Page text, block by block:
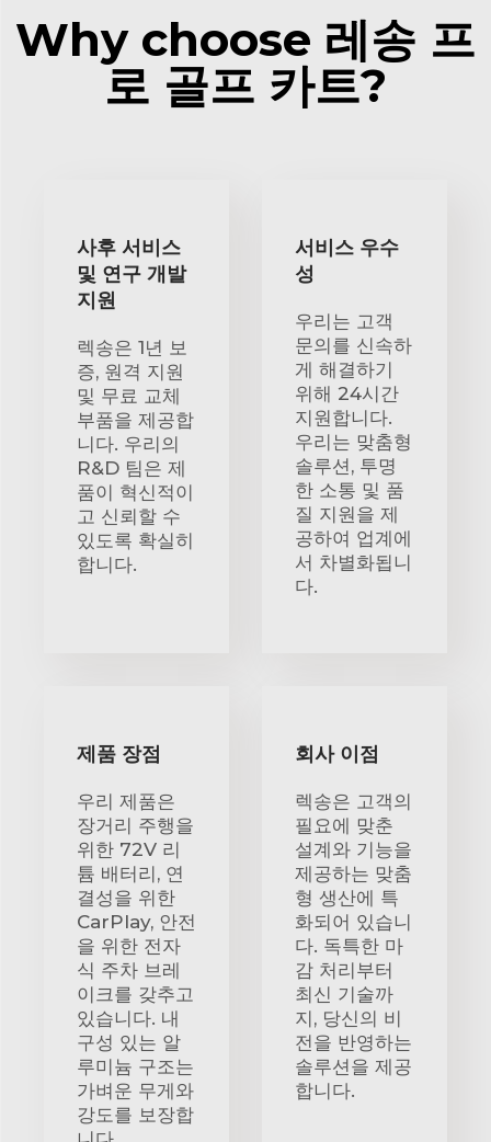
Why choose 레송 프
로 골프 카트?
사후 서비스
및 연구 개발
지원
렉송은 1년 보
증, 원격 지원
및 무료 교체
부품을 제공합
니다. 우리의
R&D 팀은 제
품이 혁신적이
고 신뢰할 수
있도록 확실히
합니다.
서비스 우수
성
우리는 고객
문의를 신속하
게 해결하기
위해 24시간
지원합니다.
우리는 맞춤형
솔루션, 투명
한 소통 및 품
질 지원을 제
공하여 업계에
서 차별화됩니
다.
제품 장점
우리 제품은
장거리 주행을
위한 72V 리
튬 배터리, 연
결성을 위한
CarPlay, 안전
을 위한 전자
식 주차 브레
이크를 갖추고
있습니다. 내
구성 있는 알
루미늄 구조는
가벼운 무게와
강도를 보장합
회사 이점
렉송은 고객의
필요에 맞춘
설계와 기능을
제공하는 맞춤
형 생산에 특
화되어 있습니
다. 독특한 마
감 처리부터
최신 기술까
지, 당신의 비
전을 반영하는
솔루션을 제공
합니다.